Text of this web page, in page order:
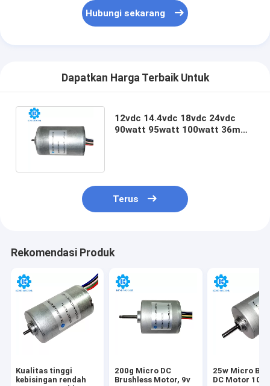
Hubungi sekarang
Dapatkan Harga Terbaik Untuk
12vdc 14.4vdc 18vdc 24vdc
90watt 95watt 100watt 36mm
Terus
Rekomendasi Produk
Kualitas tinggi
kebisingan rendah
200g Micro DC
Brushless Motor, 9v
25w Micro
DC Motor